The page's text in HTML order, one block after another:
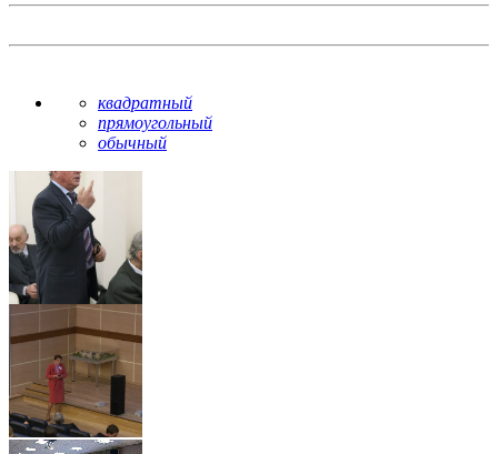
квадратный
прямоугольный
обычный